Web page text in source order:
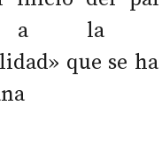
a la
que se